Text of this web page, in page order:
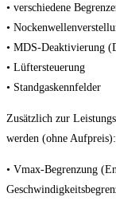
• verschiedene
•
• MDS-Deaktivierung
• Lüftersteuerung
• Standgaskennfelder
Zusätzlich zur
werden (ohne Aufpreis):
• Vmax-Begrenzung